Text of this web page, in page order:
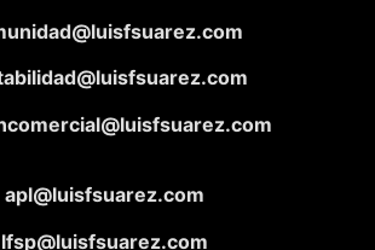
apl@luisfsuarez.com
lfsp@luisfsuarez.com